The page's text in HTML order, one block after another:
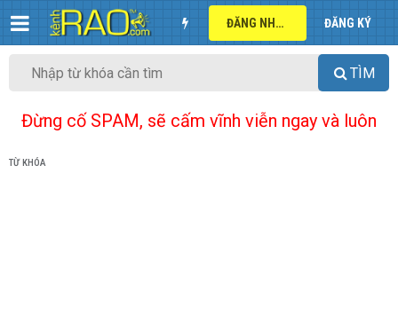
ĐĂNG NHẬP ĐĂNG KÝ
TÌM
Đừng cố SPAM, sẽ cấm vĩnh viễn ngay và luôn
TỪ KHÓA